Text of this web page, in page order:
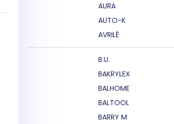
AURA
AUTO-K
AVRILÉ
B.U.
BAKRYLEX
BALHOME
BALTOOL
BARRY M